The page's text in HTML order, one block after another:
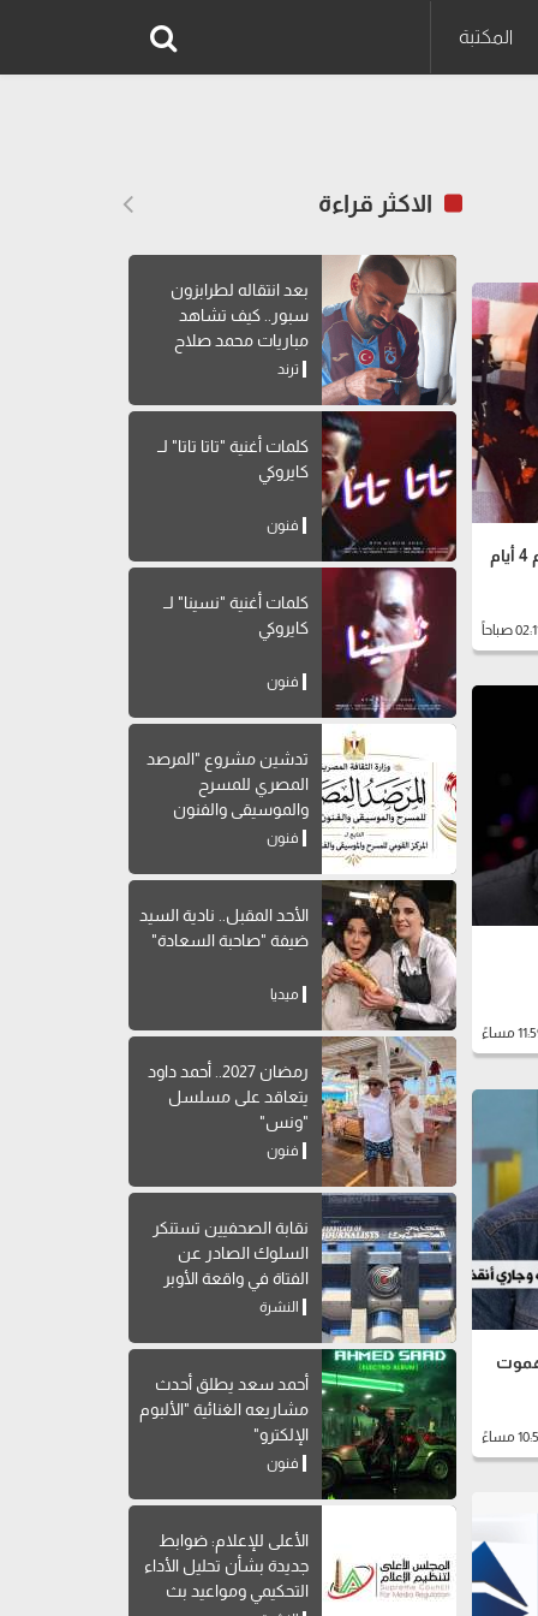
المكتبة
النيابة العامة تأمر بحبس حنين حسام 4 أيام
الاكثر قراءة
بعد انتقاله لطرابزون
سبور.. كيف تشاهد
مباريات محمد صلاح
بالدوري التركي؟
ترند
كلمات أغنية "تاتا تاتا" لــ
كايروكي
فنون
كلمات أغنية "نسينا" لــ
كايروكي
فنون
تدشين مشروع "المرصد
المصري للمسرح
والموسيقى والفنون
الشعبية"
فنون
الأحد المقبل.. نادية السيد
ضيفة "صاحبة السعادة"
ميديا
رمضان 2027.. أحمد داود
يتعاقد على مسلسل
"ونس"
فنون
نقابة الصحفيين تستنكر
السلوك الصادر عن
الفتاة في واقعة الأوبر
النشرة
أحمد سعد يطلق أحدث
مشاريعه الغنائية "الألبوم
الإلكترو"
فنون
الأعلى للإعلام: ضوابط
جديدة بشأن تحليل الأداء
التحكيمي ومواعيد بث